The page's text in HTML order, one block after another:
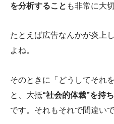
を分析すること も非常に大
たとえば広告なんかが炎上
よね。
そのときに「どうしてそれ
と、大抵“社会的体裁”を持
です。それもそれで間違い